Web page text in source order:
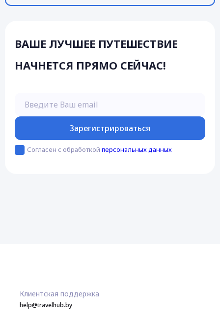
ВАШЕ ЛУЧШЕЕ ПУТЕШЕСТВИЕ
НАЧНЕТСЯ ПРЯМО СЕЙЧАС!
Зарегистрироваться
Согласен с обработкой персональных данных
Клиентская поддержка
help@travelhub.by